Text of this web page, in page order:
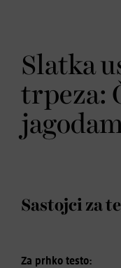
Slatka
trpeza:
Sastojci za
Za prhko testo: